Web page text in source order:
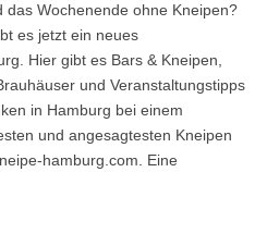
Wochenende ohne Kneipen?
es jetzt ein neues
Hier gibt es Bars & Kneipen,
und Veranstaltungstipps
in Hamburg bei einem
und angesagtesten Kneipen
hamburg.com. Eine